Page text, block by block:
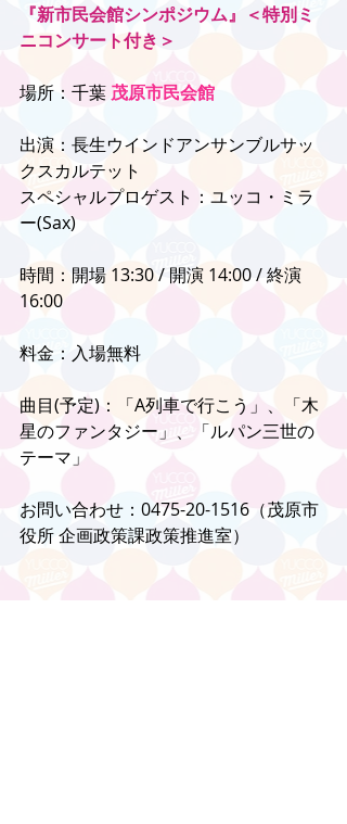
『新市民会館シンポジウム』＜特別ミ
ニコンサート付き＞
場所：千葉 茂原市民会館
出演：長生ウインドアンサンブルサッ
クスカルテット
スペシャルプロゲスト：ユッコ・ミラ
ー(Sax)
時間：開場 13:30 / 開演 14:00 / 終演
16:00
料金：入場無料
曲目(予定)：「A列車で行こう」、「木
星のファンタジー」、「ルパン三世の
テーマ」
お問い合わせ：0475-20-1516（茂原市
役所 企画政策課政策推進室）